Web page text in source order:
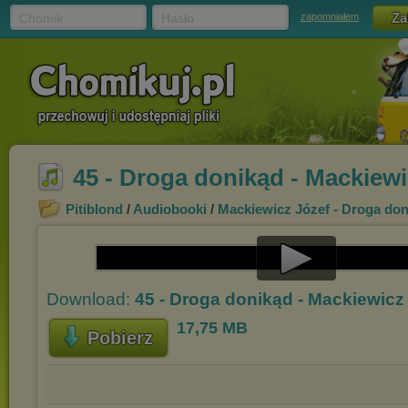
zapomniałem
45 - Droga donikąd -
Pitiblond / Audiobooki / Mackiewicz Józef - Droga
Play
Download: 45 - Droga donikąd -
Pobierz 17,75 MB